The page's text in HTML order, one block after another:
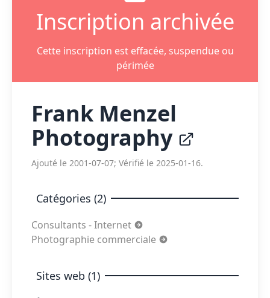
Inscription archivée
Cette inscription est effacée, suspendue ou
périmée
Frank Menzel
Photography
Ajouté le 2001-07-07; Vérifié le 2025-01-16.
Catégories (2)
Consultants - Internet
Photographie commerciale
Sites web (1)